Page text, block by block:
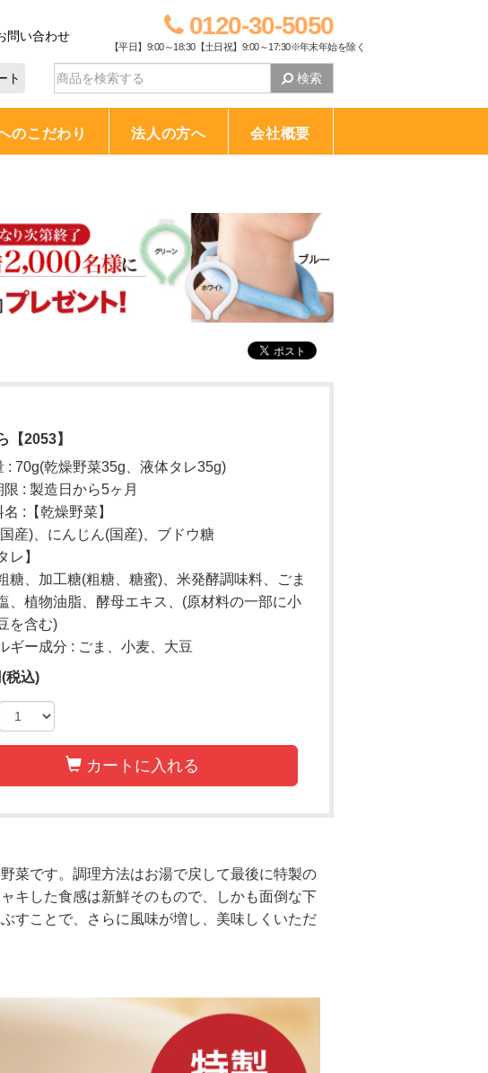
問い合わせ 0120-30-5050
【平日】9:00～18:30【土日祝】9:00～17:30※年末年始を除く
ト 検索
のこだわり 法人の方へ 会社概要
【2053】
: 70g(乾燥野菜35g、液体タレ35g)
: 製造日から5ヶ月
:【乾燥野菜】
産)、にんじん(国産)、ブドウ糖
レ】
糖、加工糖(粗糖、糖蜜)、米発酵調味料、ごま
、植物油脂、酵母エキス、(原材料の一部に小
を含む)
ギー成分 : ごま、小麦、大豆
(税込)
カートに入れる
菜です。調理方法はお湯で戻して最後に特製の
キした食感は新鮮そのもので、しかも面倒な下
すことで、さらに風味が増し、美味しくいただ